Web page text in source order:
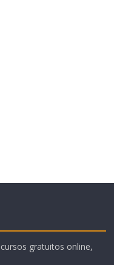
gratuitos online,